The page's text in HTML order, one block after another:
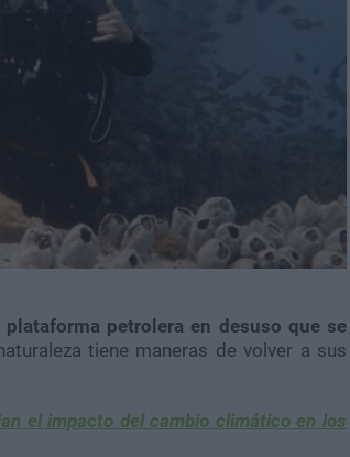
plataforma petrolera en desuso que se
tiene maneras de volver a sus
el impacto del cambio climático en los